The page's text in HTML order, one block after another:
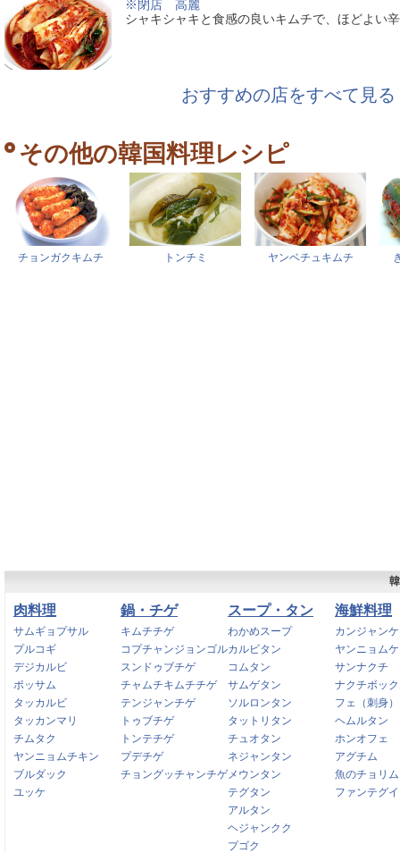
※閉店 高麗
シャキシャキと食感の良いキムチで、ほどよい
おすすめの店をすべて見る
その他の韓国料理レシピ
チョンガクキムチ トンチミ ヤンベチュキムチ
肉料理
サムギョプサル
プルコギ
デジカルビ
ポッサム
タッカルビ
タッカンマリ
チムタク
ヤンニョムチキン
ブルダック
ユッケ
鍋・チゲ
キムチチゲ
コプチャンジョンゴル
スンドゥブチゲ
チャムチキムチチゲ
テンジャンチゲ
トゥブチゲ
トンテチゲ
プデチゲ
チョングッチャンチゲ
スープ・タン
わかめスープ
カルビタン
コムタン
サムゲタン
ソルロンタン
タットリタン
チュオタン
ネジャンタン
メウンタン
テグタン
アルタン
ヘジャンクク
プゴク
海鮮料理
カンジャン
ヤンニョム
サンナクチ
ナクチボッ
フェ（刺身）
ヘムルタン
ホンオフェ
アグチム
魚のチョリム
ファンテグイ